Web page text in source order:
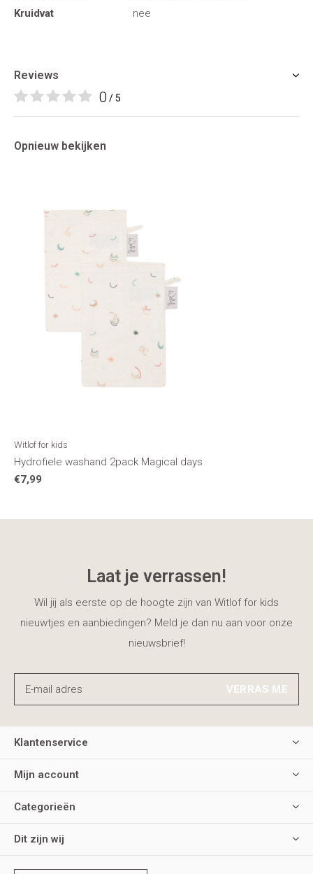
Kruidvat
nee
Reviews
0 / 5
Opnieuw bekijken
Witlof for kids
Hydrofiele washand 2pack Magical days
€7,99
Laat je verrassen!
Wil jij als eerste op de hoogte zijn van Witlof for kids
nieuwtjes en aanbiedingen? Meld je dan nu aan voor onze
nieuwsbrief!
VERRAS ME
Klantenservice
Mijn account
Categorieën
Dit zijn wij